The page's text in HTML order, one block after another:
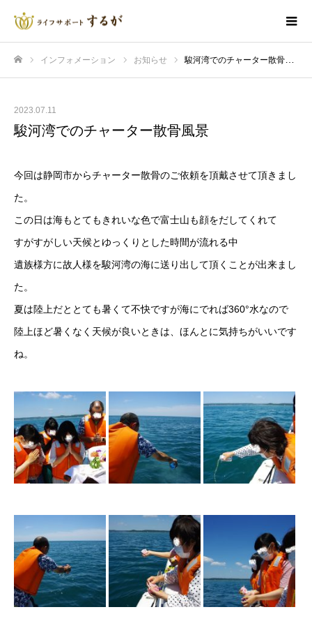
インフォメーション お知らせ 駿河湾でのチャーター散骨風景
2023.07.11
駿河湾でのチャーター散骨風景
今回は静岡市からチャーター散骨のご依頼を頂戴させて頂きまし
た。
この日は海もとてもきれいな色で富士山も顔をだしてくれて
すがすがしい天候とゆっくりとした時間が流れる中
遺族様方に故人様を駿河湾の海に送り出して頂くことが出来まし
た。
夏は陸上だととても暑くて不快ですが海にでれば360°水なので
陸上ほど暑くなく天候が良いときは、ほんとに気持ちがいいです
ね。